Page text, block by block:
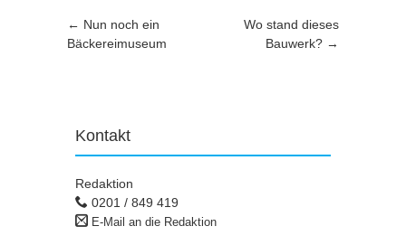
Artikel-Navigation
← Nun noch ein
Bäckereimuseum
Wo stand dieses
Bauwerk? →
Kontakt
Redaktion
0201 / 849 419
E-Mail an die Redaktion